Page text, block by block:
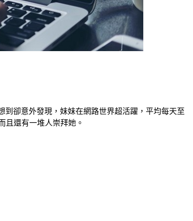
卻意外發現，妹妹在網路世界超活躍，平均每天至
且還有一堆人崇拜她。